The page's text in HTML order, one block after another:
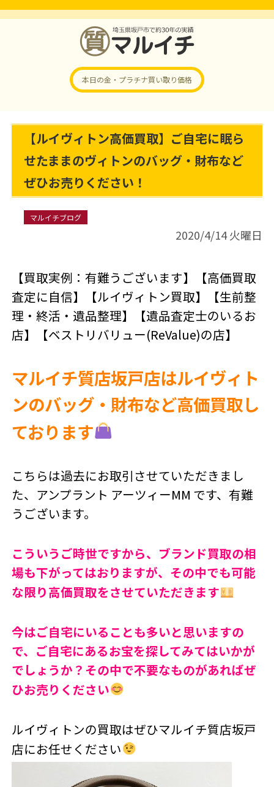
本日の金・プラチナ買い取り価格
【ルイヴィトン高価買取】ご自宅に眠ら
せたままのヴィトンのバッグ・財布など
ぜひお売りください！
マルイチブログ
2020/4/14 火曜日
【買取実例：有難うございます】【高価買取
査定に自信】【ルイヴィトン買取】【生前整
理・終活・遺品整理】【遺品査定士のいるお
店】【ベストリバリュー(ReValue)の店】
マルイチ質店坂戸店はルイヴィト
ンのバッグ・財布など高価買取し
ております
こちらは過去にお取引させていただきまし
た、アンプラント アーツィーMM です、有難
うございます。
こういうご時世ですから、ブランド買取の相
場も下がってはおりますが、その中でも可能
な限り高価買取をさせていただきます
今はご自宅にいることも多いと思いますの
で、ご自宅にあるお宝を探してみてはいかが
でしょうか？その中で不要なものがあればぜ
ひお売りください
ルイヴィトンの買取はぜひマルイチ質店坂戸
店にお任せください